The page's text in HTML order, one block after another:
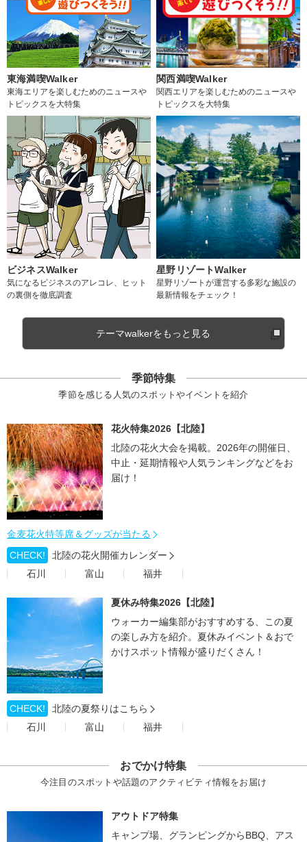
東海満喫Walker
東海エリアを楽しむためのニュースや
トピックスを大特集
関西満喫Walker
関西エリアを楽しむためのニュースや
トピックスを大特集
ビジネスWalker
気になるビジネスのアレコレ、ヒット
の裏側を徹底調査
星野リゾートWalker
星野リゾートが運営する多彩な施設の
最新情報をチェック！
テーマwalkerをもっと見る
季節特集
季節を感じる人気のスポットやイベントを紹介
花火特集2026【北陸】
北陸の花火大会を掲載。2026年の開催日、
中止・延期情報や人気ランキングなどをお
届け！
金麦花火特等席＆グッズが当たる
CHECK!
北陸の花火開催カレンダー
石川
富山 福井
夏休み特集2026【北陸】
ウォーカー編集部がおすすめする、この夏
の楽しみ方を紹介。夏休みイベント＆おで
かけスポット情報が盛りだくさん！
CHECK!
北陸の夏祭りはこちら
石川
富山 福井
おでかけ特集
今注目のスポットや話題のアクティビティ情報をお届け
アウトドア特集
キャンプ場、グランピングからBBQ、アス